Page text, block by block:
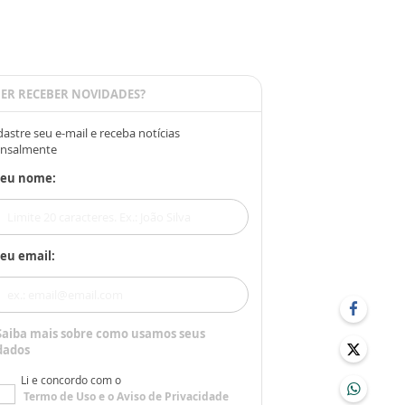
RECEBER NOVIDADES?
seu e-mail e receba notícias
nome:
email:
mais sobre como usamos seus
Li e concordo com o
Termo de Usoe oAviso de Privacidade